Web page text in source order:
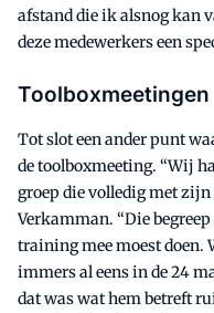
afstand die ik alsnog kan
deze medewerkers een
Toolboxmeetingen
Tot slot een ander punt
de toolboxmeeting. “Wij
groep die volledig met
Verkamman. “Die
training mee moest
immers al eens in de 24
dat was wat hem betreft